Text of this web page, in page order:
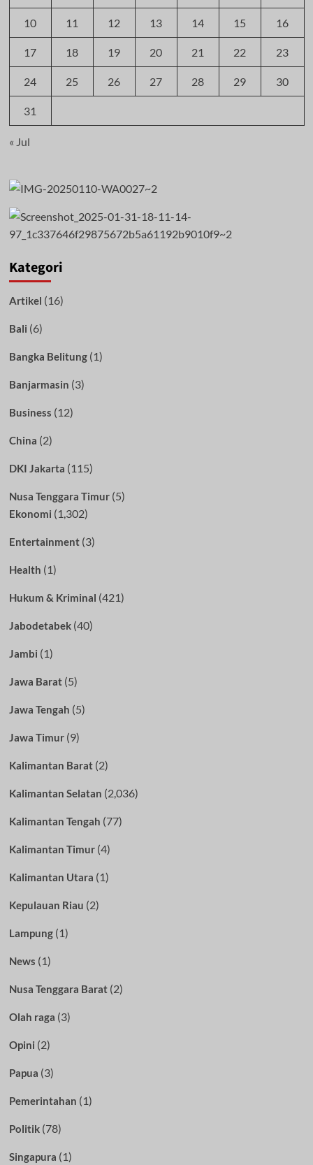
10 11 12 13 14 15 16
17 18 19 20 21 22 23
24 25 26 27 28 29 30
31
« Jul
Kategori
Artikel (16)
Bali (6)
Bangka Belitung(1)
Banjarmasin (3)
Business (12)
China (2)
DKI Jakarta (115)
Nusa Tenggara Timur(5)
Ekonomi (1,302)
Entertainment(3)
Health (1)
Hukum & Kriminal (421)
Jabodetabek(40)
Jambi (1)
Jawa Barat(5)
Jawa Tengah (5)
Jawa Timur(9)
Kalimantan Barat(2)
Kalimantan Selatan (2,036)
Kalimantan Tengah (77)
Kalimantan Timur(4)
Kalimantan Utara (1)
Kepulauan Riau (2)
Lampung(1)
News (1)
Nusa Tenggara Barat(2)
Olah raga (3)
Opini (2)
Papua (3)
Pemerintahan (1)
Politik(78)
Singapura (1)